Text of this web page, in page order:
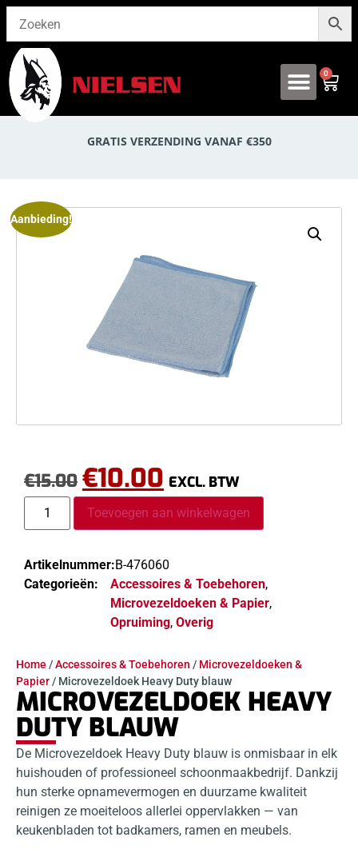
0
GRATIS VERZENDING VANAF €350
Home /Accessoires & Toebehoren / Microvezeldoeken &
Papier / Microvezeldoek Heavy Duty blauw
MICROVEZELDOEK HEAVY
DUTY BLAUW
De Microvezeldoek Heavy Duty blauw is onmisbaar in elk
huishouden of professioneel schoonmaakbedrijf. Dankzij
hun sterke opnamevermogen en duurzame kwaliteit
reinigen ze moeiteloos allerlei oppervlakken — van
keukenbladen tot badkamers, ramen en meubels.
Aanbieding!
€15.00 €10.00 EXCL. BTW
Toevoegen aan winkelwagen
Artikelnummer:B-476060
Categorieën:
Accessoires & Toebehoren,
Microvezeldoeken & Papier,
Opruiming, Overig